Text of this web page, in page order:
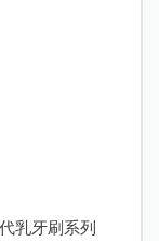
乳牙刷系列